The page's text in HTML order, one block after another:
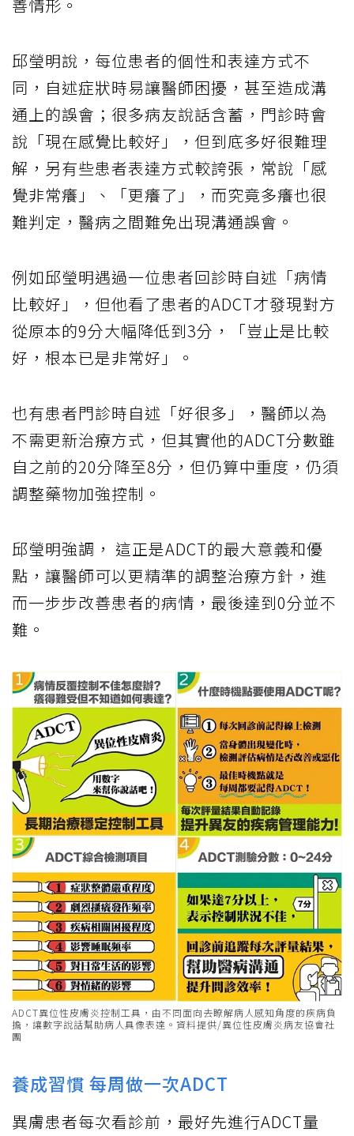
善情形。
邱瑩明說，每位患者的個性和表達方式不
同，自述症狀時易讓醫師困擾，甚至造成溝
通上的誤會；很多病友說話含蓄，門診時會
說「現在感覺比較好」，但到底多好很難理
解，另有些患者表達方式較誇張，常說「感
覺非常癢」、「更癢了」，而究竟多癢也很
難判定，醫病之間難免出現溝通誤會。
例如邱瑩明遇過一位患者回診時自述「病情
比較好」，但他看了患者的ADCT才發現對方
從原本的9分大幅降低到3分，「豈止是比較
好，根本已是非常好」。
也有患者門診時自述「好很多」，醫師以為
不需更新治療方式，但其實他的ADCT分數雖
自之前的20分降至8分，但仍算中重度，仍須
調整藥物加強控制。
邱瑩明強調， 這正是ADCT的最大意義和優
點，讓醫師可以更精準的調整治療方針，進
而一步步改善患者的病情，最後達到0分並不
難。
ADCT異位性皮膚炎控制工具，由不同面向去瞭解病人感知角度的疾病負
擔，讓數字說話幫助病人具像表達。資料提供/異位性皮膚炎病友協會社
團
養成習慣 每周做一次ADCT
異膚患者每次看診前，最好先進行ADCT量